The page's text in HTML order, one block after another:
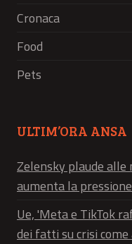
Cronaca
Food
Pets
ULTIM’ORA ANSA
Zelensky plaude alle
aumenta la
Ue, 'Meta e TikTok
dei fatti su crisi come